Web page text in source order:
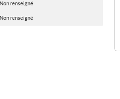
Non renseigné
Non renseigné